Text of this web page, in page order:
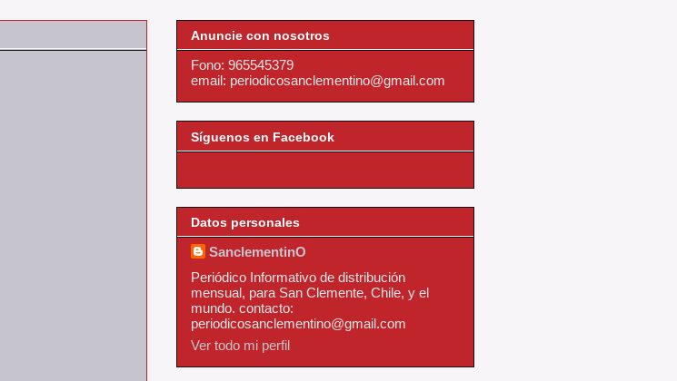
Anuncie con nosotros
Fono: 965545379
email: periodicosanclementino@gmail.com
Síguenos en Facebook
Datos personales
SanclementinO
Periódico Informativo de distribución
mensual, para San Clemente, Chile, y el
mundo. contacto:
periodicosanclementino@gmail.com
Ver todo mi perfil